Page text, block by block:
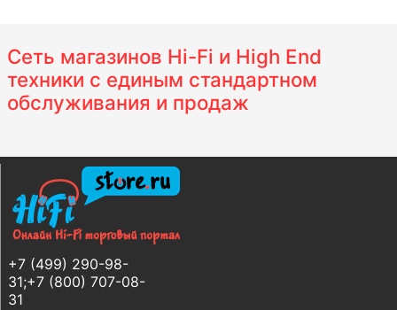
Сеть магазинов Hi-Fi и High End
техники с единым стандартном
обслуживания и продаж
+7 (499) 290-98-
31;+7 (800) 707-08-
31